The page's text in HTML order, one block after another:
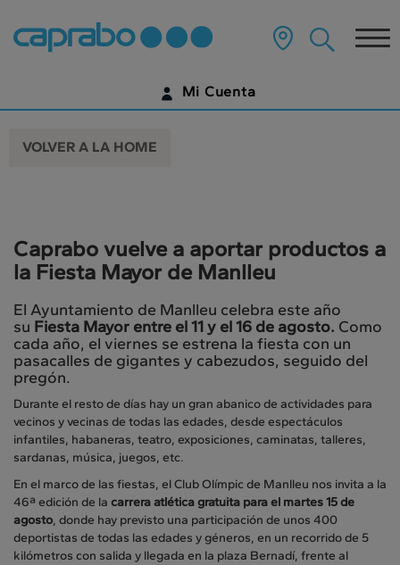
contenido
página
Mi Cuenta
VOLVER A LA HOME
Caprabo vuelve a aportar productos a
la Fiesta Mayor de Manlleu
El Ayuntamiento de Manlleu celebra este año
su Fiesta Mayor entre el 11 y el 16 de agosto. Como
cada año, el viernes se estrena la fiesta con un
pasacalles de gigantes y cabezudos, seguido del
pregón.
Durante el resto de días hay un gran abanico de actividades para
vecinos y vecinas de todas las edades, desde espectáculos
infantiles, habaneras, teatro, exposiciones, caminatas, talleres,
sardanas, música, juegos, etc.
En el marco de las fiestas, el Club Olímpic de Manlleu nos invita a la
46ª edición de la carrera atlética gratuita para el martes 15 de
agosto, donde hay previsto una participación de unos 400
deportistas de todas las edades y géneros, en un recorrido de 5
kilómetros con salida y llegada en la plaza Bernadí, frente al